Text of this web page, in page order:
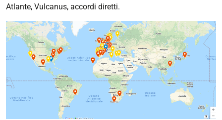
Atlante, Vulcanus, accordi diretti.